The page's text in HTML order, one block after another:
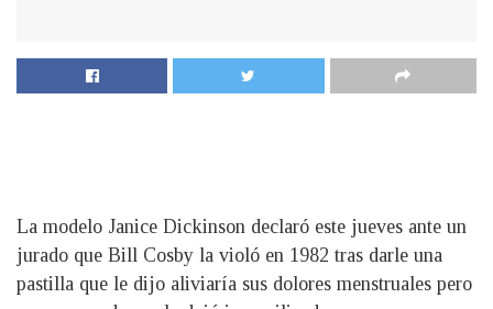
La modelo Janice Dickinson declaró este jueves ante un
jurado que Bill Cosby la violó en 1982 tras darle una
pastilla que le dijo aliviaría sus dolores menstruales pero